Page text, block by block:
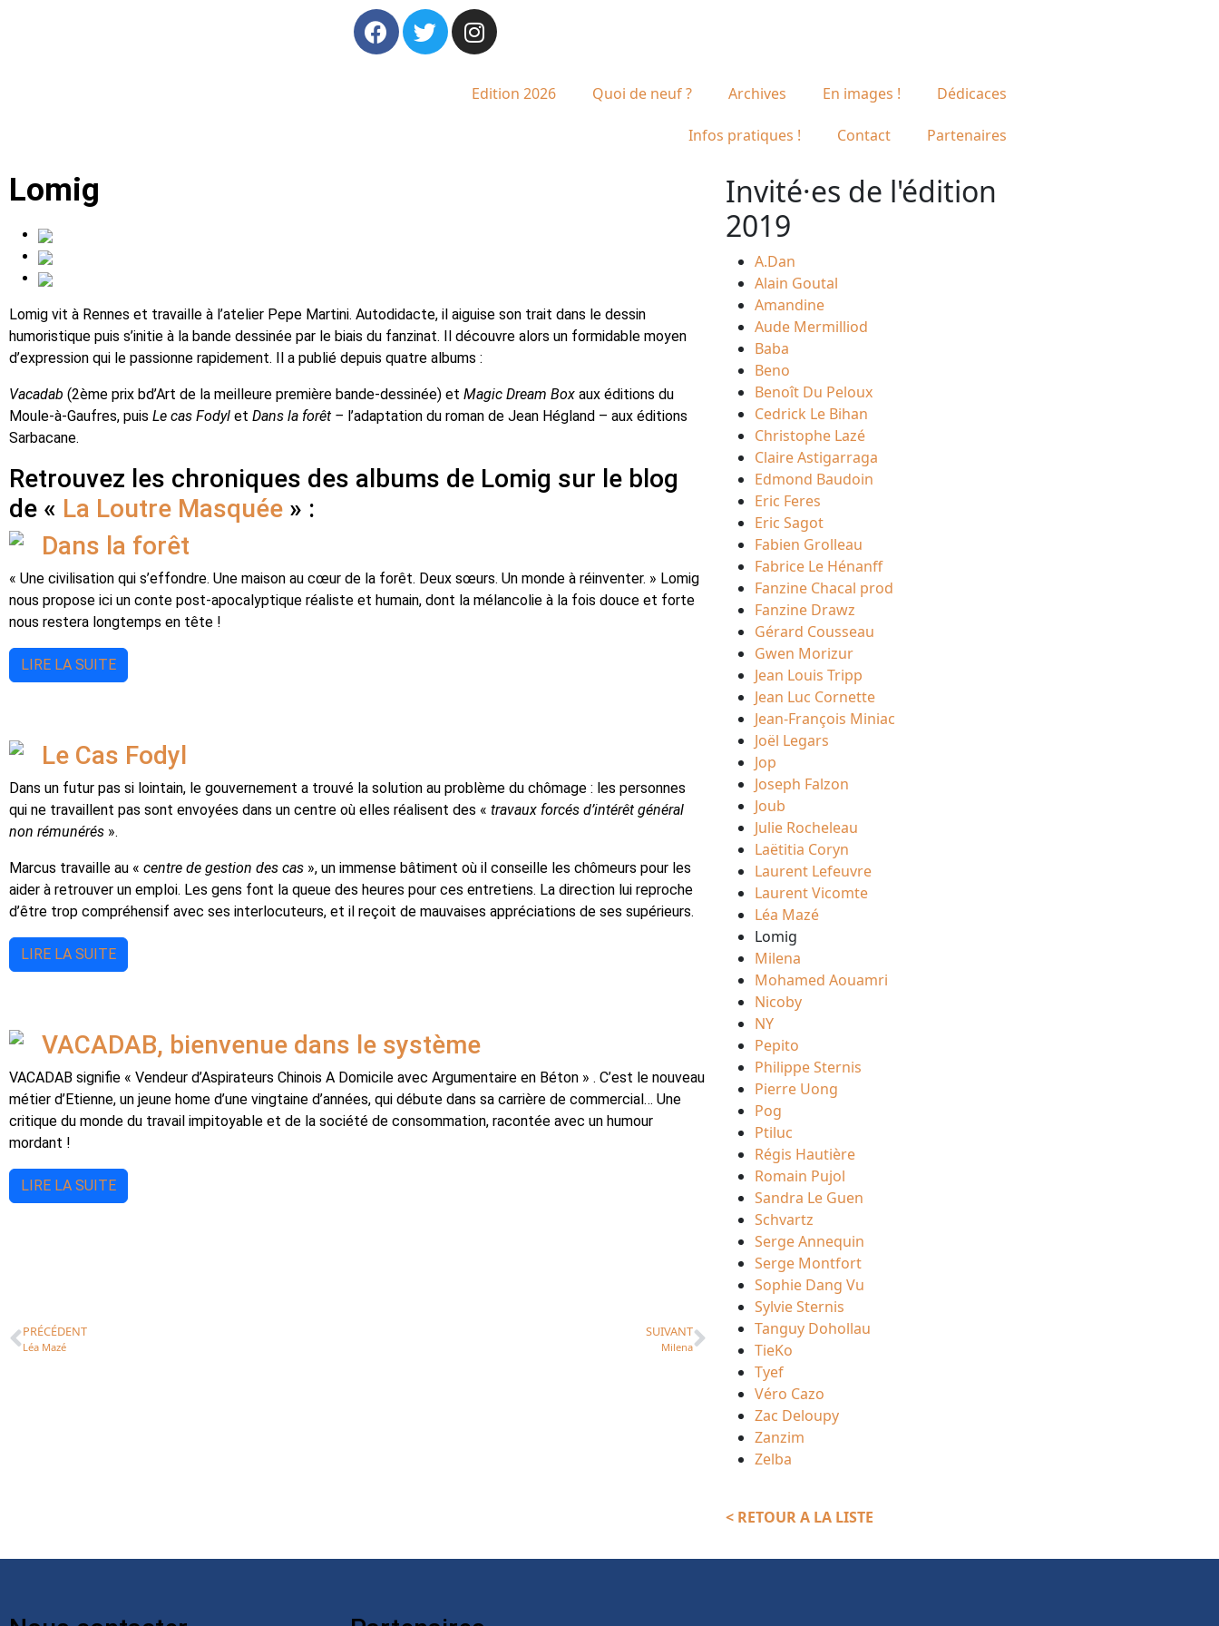
Edition 2026 Quoi de neuf ? Archives En images ! Dédicaces
Infos pratiques ! Contact Partenaires
Lomig
Lomig vit à Rennes et travaille à l’atelier Pepe Martini. Autodidacte, il aiguise son trait dans le dessin
humoristique puis s’initie à la bande dessinée par le biais du fanzinat. Il découvre alors un formidable moyen
d’expression qui le passionne rapidement. Il a publié depuis quatre albums :
Vacadab (2ème prix bd’Art de la meilleure première bande-dessinée) et Magic Dream Box aux éditions du
Moule-à-Gaufres, puis Le cas Fodyl et Dans la forêt – l’adaptation du roman de Jean Hégland – aux éditions
Sarbacane.
Retrouvez les chroniques des albums de Lomig sur le blog
de « La Loutre Masquée » :
Dans la forêt
« Une civilisation qui s’effondre. Une maison au cœur de la forêt. Deux sœurs. Un monde à réinventer. » Lomig
nous propose ici un conte post-apocalyptique réaliste et humain, dont la mélancolie à la fois douce et forte
nous restera longtemps en tête !
LIRE LA SUITE
Le Cas Fodyl
Dans un futur pas si lointain, le gouvernement a trouvé la solution au problème du chômage : les personnes
qui ne travaillent pas sont envoyées dans un centre où elles réalisent des « travaux forcés d’intérêt général
non rémunérés ».
Marcus travaille au « centre de gestion des cas », un immense bâtiment où il conseille les chômeurs pour les
aider à retrouver un emploi. Les gens font la queue des heures pour ces entretiens. La direction lui reproche
d’être trop compréhensif avec ses interlocuteurs, et il reçoit de mauvaises appréciations de ses supérieurs.
LIRE LA SUITE
VACADAB, bienvenue dans le système
VACADAB signifie « Vendeur d’Aspirateurs Chinois A Domicile avec Argumentaire en Béton » . C’est le nouveau
métier d’Etienne, un jeune home d’une vingtaine d’années, qui débute dans sa carrière de commercial… Une
critique du monde du travail impitoyable et de la société de consommation, racontée avec un humour
mordant !
LIRE LA SUITE
PRÉCÉDENT
Léa Mazé
SUIVANT
Milena
Invité·es de l'édition
2019
A.Dan
Alain Goutal
Amandine
Aude Mermilliod
Baba
Beno
Benoît Du Peloux
Cedrick Le Bihan
Christophe Lazé
Claire Astigarraga
Edmond Baudoin
Eric Feres
Eric Sagot
Fabien Grolleau
Fabrice Le Hénanff
Fanzine Chacal prod
Fanzine Drawz
Gérard Cousseau
Gwen Morizur
Jean Louis Tripp
Jean Luc Cornette
Jean-François Miniac
Joël Legars
Jop
Joseph Falzon
Joub
Julie Rocheleau
Laëtitia Coryn
Laurent Lefeuvre
Laurent Vicomte
Léa Mazé
Lomig
Milena
Mohamed Aouamri
Nicoby
NY
Pepito
Philippe Sternis
Pierre Uong
Pog
Ptiluc
Régis Hautière
Romain Pujol
Sandra Le Guen
Schvartz
Serge Annequin
Serge Montfort
Sophie Dang Vu
Sylvie Sternis
Tanguy Dohollau
TieKo
Tyef
Véro Cazo
Zac Deloupy
Zanzim
Zelba
< RETOUR A LA LISTE